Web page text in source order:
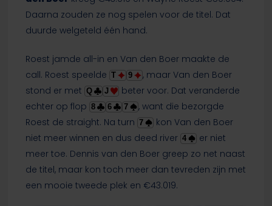
Daarna zouden ze nog spelen voor de titel. Dat
duurde welgeteld één hand.
Roest jamde all-in en Van den Boer maakte de
call. Roest speelde T 9
, maar Van den Boer
stond er met Q J
beter voor. Dat veranderde
echter op flop 8 6 7
, want die bezorgde
Roest de straight. Na turn 7
kon Van den Boer
niet meer winnen en dus deed river 4
er niet
meer toe. Dennis van den Boer greep zo net naast
de titel, maar kon toch meer dan tevreden zijn met
een mooie tweede plek en €43.019.